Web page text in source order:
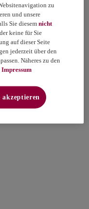
zu
und unsere
Sie diesemnicht
keine für Sie
auf dieser Seite
jederzeit über den
Näheres zu den
Impressum
akzeptieren